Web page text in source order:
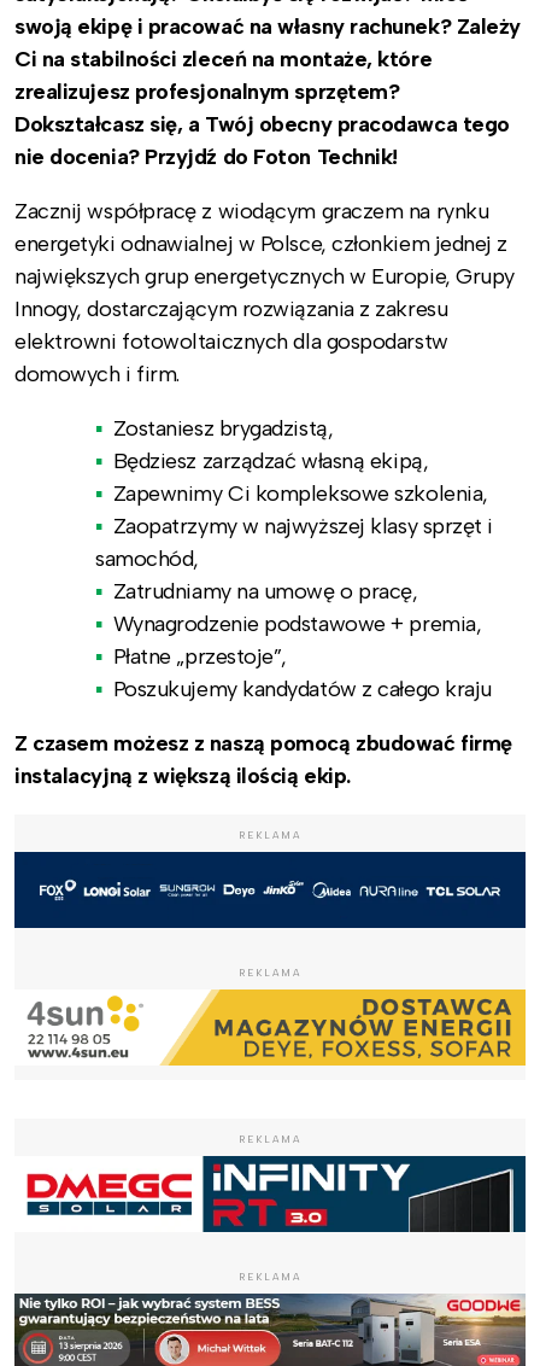
swoją ekipę i pracować na własny rachunek?Zależy
Ci na stabilności zleceń na montaże, które
zrealizujesz profesjonalnym sprzętem?
Dokształcasz się, a Twój obecny pracodawca tego
nie docenia?Przyjdź do Foton Technik!
Zacznij współpracę z wiodącym graczem na rynku
energetyki odnawialnej w Polsce, członkiem jednej z
największych grup energetycznych w Europie, Grupy
Innogy, dostarczającym rozwiązania z zakresu
elektrowni fotowoltaicznych dla gospodarstw
domowych i firm.
Zostaniesz brygadzistą,
Będziesz zarządzać własną ekipą,
Zapewnimy Ci kompleksowe szkolenia,
Zaopatrzymy w najwyższej klasy sprzęt i
samochód,
Zatrudniamy na umowę o pracę,
Wynagrodzenie podstawowe + premia,
Płatne „przestoje”,
Poszukujemy kandydatów z całego kraju
Z czasem możesz z naszą pomocą zbudować firmę
instalacyjną z większą ilością ekip.
REKLAMA
REKLAMA
REKLAMA
REKLAMA